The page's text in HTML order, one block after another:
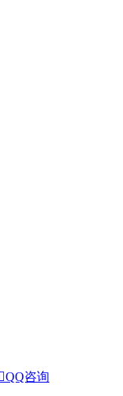
QQ咨询